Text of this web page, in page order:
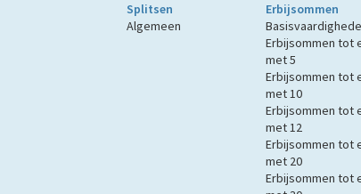
Splitsen
Algemeen
Erbijsommen
Erbijsommen tot
met 5
Erbijsommen tot
met 10
Erbijsommen tot
met 12
Erbijsommen tot
met 20
Erbijsommen tot